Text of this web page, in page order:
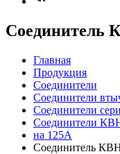
Соединитель
Главная
Продукция
Соединители
Соединители
Соединители
Соединители
на 125А
Соединитель